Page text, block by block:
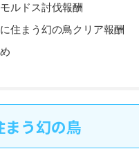
ルドス討伐報酬
住まう幻の鳥クリア報酬
まう幻の鳥